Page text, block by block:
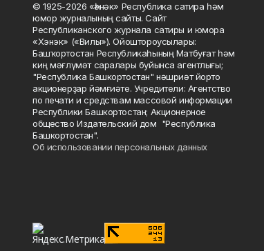
© 1925-2026 «Һәнәк» Республика сатира һәм
юмор журналының сайты. Сайт
Республиканского журнала сатиры и юмора
«Хэнэк» («Вилы»). Ойоштороусылары:
Башҡортостан Республикаһының Матбуғат һәм
киң мәғлүмәт саралары буйынса агентлығы;
"Республика Башкортостан" нәшриәт йорто
акционерҙар йәмғиәте. Учредители: Агентство
по печати и средствам массовой информации
Республики Башкортостан; Акционерное
общество Издательский дом "Республика
Башкортостан".
Об использовании персональных данных